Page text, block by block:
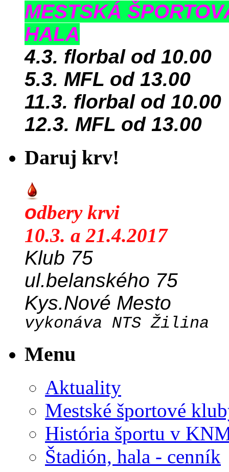
MESTSKÁ
HALA
4.3. florbal od 10.00
5.3. MFL od 13.00
11.3. florbal od 10.00
12.3. MFL od 13.00
Daruj krv!
odbery krvi
10.3. a 21.4.2017
Klub 75
ul.belanského 75
Kys.Nové Mesto
vykonáva NTS Žilina
Menu
Aktuality
Mestské športové
História športu v
Štadión, hala - cenník